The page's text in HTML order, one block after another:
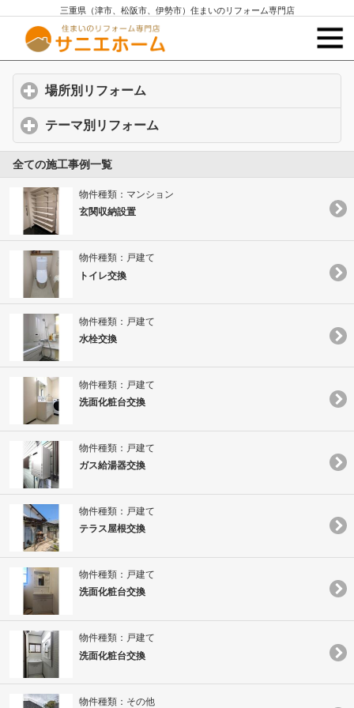
三重県（津市、松阪市、伊勢市）住まいのリフォーム専門店
場所別リフォーム
テーマ別リフォーム
全ての施工事例一覧
物件種類：マンション
玄関収納設置
物件種類：戸建て
トイレ交換
物件種類：戸建て
水栓交換
物件種類：戸建て
洗面化粧台交換
物件種類：戸建て
ガス給湯器交換
物件種類：戸建て
テラス屋根交換
物件種類：戸建て
洗面化粧台交換
物件種類：戸建て
洗面化粧台交換
物件種類：その他